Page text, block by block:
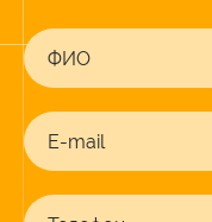
ФИО
E-mail